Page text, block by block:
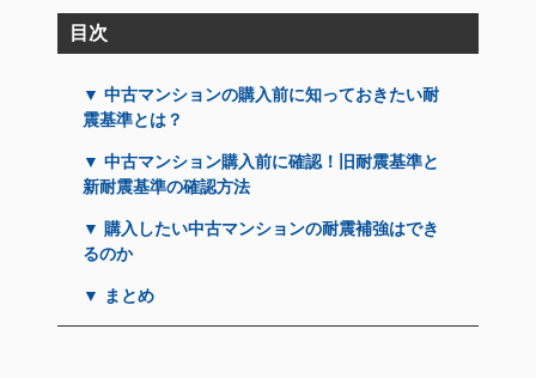
目次
▼ 中古マンションの購入前に知っておきたい耐
震基準とは？
▼ 中古マンション購入前に確認！旧耐震基準と
新耐震基準の確認方法
▼ 購入したい中古マンションの耐震補強はでき
るのか
▼ まとめ